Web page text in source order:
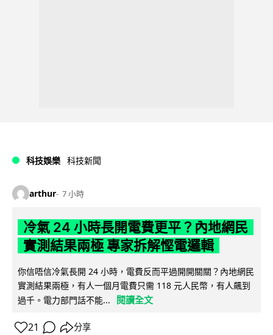
科技娛樂 科技新聞
arthur 7 小時
冷氣 24 小時長開電費更平？內地網民
實測結果兩極 專家拆解慳電邏輯
你信唔信冷氣長開 24 小時，電費反而平過開開關關？內地網民
實測結果兩極，有人一個月電費只需 118 元人民幣，有人飆到
過千。電力部門話不能...
閱讀全文
21 分享